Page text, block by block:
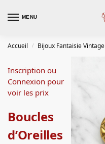
MENU
Accueil / Bijoux Fantaisie Vintage
Inscription ou
Connexion pour
voir les prix
Boucles
d’Oreilles